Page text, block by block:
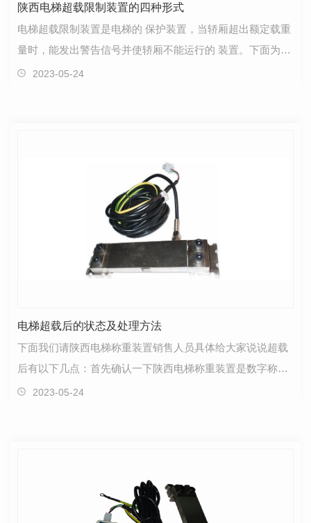
陕西电梯超载限制装置的四种形式
电梯超载限制装置是电梯的 保护装置，当轿厢超出额定载重
量时，能发出警告信号并使轿厢不能运行的 装置。下面为大
家介绍下电梯超载限制装置的几种形式：1活动轿厢…
2023-05-24
电梯超载后的状态及处理方法
下面我们请陕西电梯称重装置销售人员具体给大家说说超载
后有以下几点：首先确认一下陕西电梯称重装置是数字称重
还是模拟称重！数字称重是由四个开关（空载 半载 满…
2023-05-24